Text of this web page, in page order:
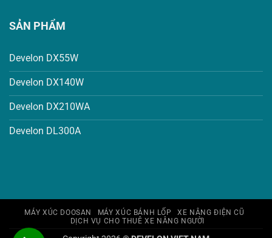
SẢN PHẨM
Develon DX55W
Develon DX140W
Develon DX210WA
Develon DL300A
MÁY XÚC DOOSAN MÁY XÚC BÁNH LỐP
XE NÂNG ĐIỆN CŨ
DỊCH VỤ CHO THUÊ XE NÂNG NGƯỜI